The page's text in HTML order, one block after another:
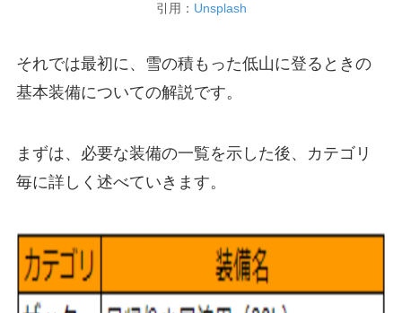
引用： Unsplash
それでは最初に、雪の積もった低山に登るときの
基本装備についての解説です。
まずは、必要な装備の一覧を示した後、カテゴリ
毎に詳しく述べていきます。